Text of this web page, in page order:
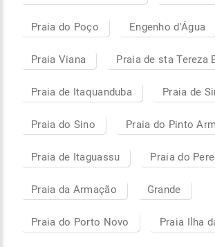
Praia do Poço Engenho d'Água
Praia Viana Praia de sta Tereza
Praia de Itaquanduba Praia de
Praia do Sino Praia do Pinto
Praia de Itaguassu Praia do
Praia da Armação Grande
Praia do Porto Novo Praia Ilha